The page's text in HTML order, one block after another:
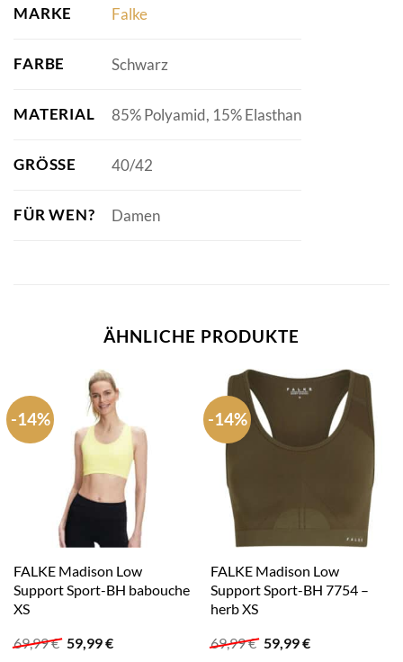
MARKE Falke
FARBE Schwarz
MATERIAL 85% Polyamid, 15% Elasthan
GRÖSSE 40/42
FÜR WEN? Damen
ÄHNLICHE PRODUKTE
-14%
FALKE Madison Low
Support Sport-BH babouche
XS
69,99€ Ursprünglicher
Preis
59,99€Aktueller
-14%
FALKE Madison Low
Support Sport-BH 7754 –
herb XS
69,99€ Ursprünglicher
Preis
59,99€Aktueller